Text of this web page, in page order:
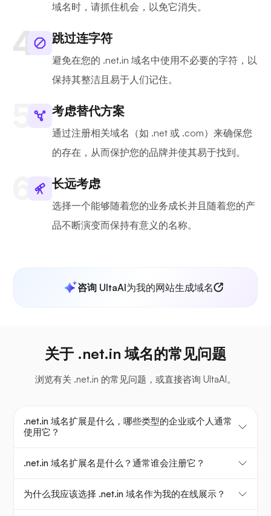
域名时，请抓住机会，以免它消失。
跳过连字符
避免在您的 .net.in 域名中使用不必要的字符，以
保持其整洁且易于人们记住。
考虑替代方案
通过注册相关域名（如 .net 或 .com）来确保您
的存在，从而保护您的品牌并使其易于找到。
长远考虑
选择一个能够随着您的业务成长并且随着您的产
品不断演变而保持有意义的名称。
咨询 UltaAI为我的网站生成域名
关于 .net.in 域名的常见问题
浏览有关 .net.in 的常见问题，或直接咨询 UltaAI。
.net.in 域名扩展是什么，哪些类型的企业或个人通常
使用它？
.net.in 域名扩展名是什么？通常谁会注册它？
为什么我应该选择 .net.in 域名作为我的在线展示？